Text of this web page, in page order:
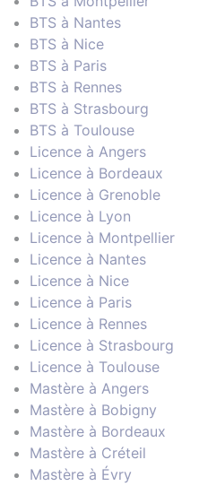
BTS à Nantes
BTS à Nice
BTS à Paris
BTS à Rennes
BTS à Strasbourg
BTS à Toulouse
Licence à Angers
Licence à Bordeaux
Licence à Grenoble
Licence à Lyon
Licence à Montpellier
Licence à Nantes
Licence à Nice
Licence à Paris
Licence à Rennes
Licence à Strasbourg
Licence à Toulouse
Mastère à Angers
Mastère à Bobigny
Mastère à Bordeaux
Mastère à Créteil
Mastère à Évry